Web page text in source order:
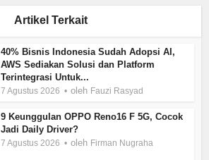
Artikel Terkait
40% Bisnis Indonesia Sudah Adopsi AI,
AWS Sediakan Solusi dan Platform
Terintegrasi Untuk...
7 Agustus 2026 oleh Fauzi Rasyad
9 Keunggulan OPPO Reno16 F 5G, Cocok
Jadi Daily Driver?
7 Agustus 2026 oleh Firman Nugraha